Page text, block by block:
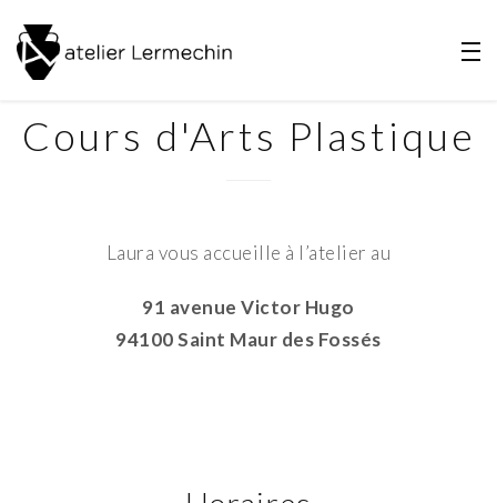
Cours d'Arts Plastique
Laura vous accueille à l’atelier au
91 avenue Victor Hugo
94100 Saint Maur des Fossés